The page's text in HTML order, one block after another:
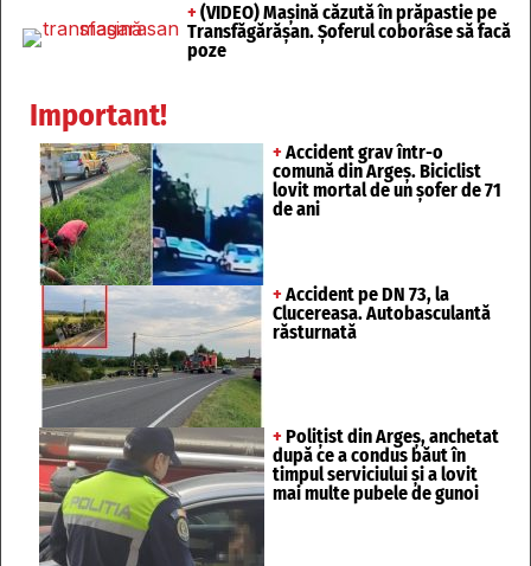
+ (VIDEO) Mașină căzută în prăpastie pe
Transfăgărășan. Șoferul coborâse să facă
poze
Important!
+ Accident grav într-o
comună din Argeș. Biciclist
lovit mortal de un șofer de 71
de ani
+ Accident pe DN 73, la
Clucereasa. Autobasculantă
răsturnată
+ Polițist din Argeș, anchetat
după ce a condus băut în
timpul serviciului și a lovit
mai multe pubele de gunoi